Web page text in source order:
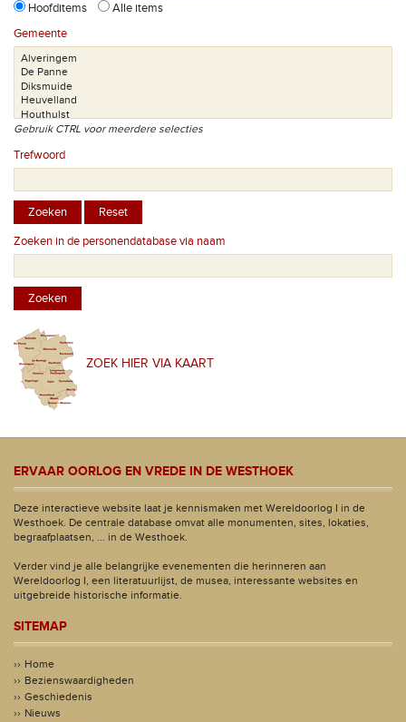
Hoofditems
Alle items
Gemeente
Gebruik CTRL voor meerdere selecties
Trefwoord
Zoeken in de personendatabase via naam
ZOEK HIER VIA KAART
ERVAAR OORLOG EN VREDE IN DE WESTHOEK
Deze interactieve website laat je kennismaken met Wereldoorlog I in de
Westhoek. De centrale database omvat alle monumenten, sites, lokaties,
begraafplaatsen, ... in de Westhoek.
Verder vind je alle belangrijke evenementen die herinneren aan
Wereldoorlog I, een literatuurlijst, de musea, interessante websites en
uitgebreide historische informatie.
SITEMAP
Home
Bezienswaardigheden
Geschiedenis
Nieuws